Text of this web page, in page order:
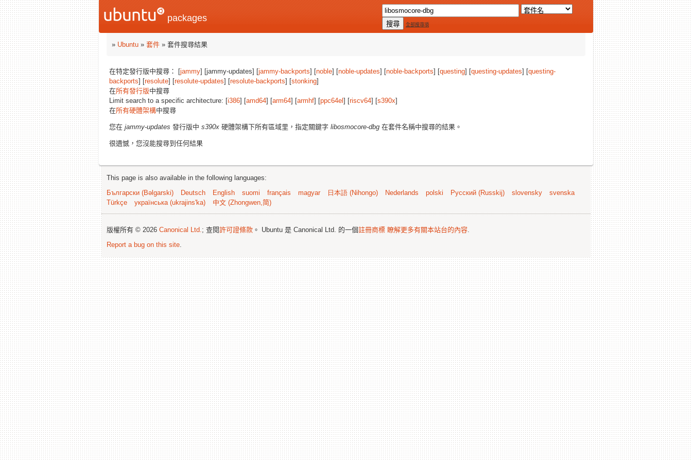
packages
全部搜尋項
» Ubuntu » 套件 » 套件搜尋結果
在特定發行版中搜尋： [jammy] [jammy-updates] [jammy-backports] [noble] [noble-updates] [noble-backports] [questing] [questing-updates] [questing-
backports] [resolute] [resolute-updates] [resolute-backports] [stonking]
在所有發行版中搜尋
Limit search to a specific architecture: [i386] [amd64] [arm64] [armhf] [ppc64el ] [riscv64] [s390x]
在所有硬體架構中搜尋
您在 jammy-updates 發行版中 s390x 硬體架構下所有區域里，指定關鍵字 libosmocore-dbg 在套件名稱中搜尋的結果。
很遺憾，您沒能搜尋到任何結果
This page is also available in the following languages:
Български (Bəlgarski)
Deutsch English suomi français magyar 日本語 (Nihongo) Nederlands polski Русский (Russkij) slovensky
svenska
Türkçe
українська (ukrajins'ka) 中文 (Zhongwen,简)
版權所有 © 2026 Canonical Ltd.; 查閱許可證條款 。 Ubuntu 是 Canonical Ltd. 的一個註冊商標 瞭解更多有關本站台的內容.
Report a bug on this site.